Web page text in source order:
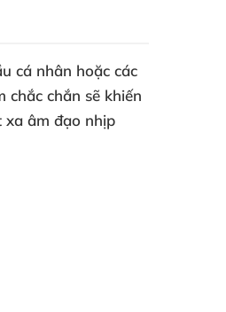
cá nhân hoặc các
chắn sẽ khiến
xa âm đạo nhịp